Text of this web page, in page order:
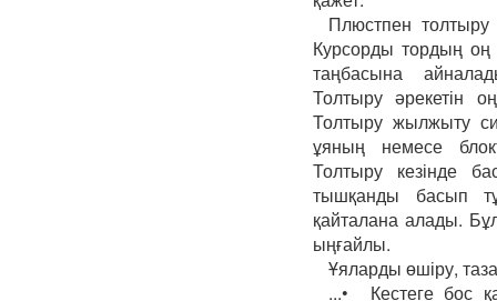
Плюстпен
Курсорды тордың оң
таңбасына
Толтыру әрекетін
Толтыру жылжыту
ұяның немесе
Толтыру кезінде
тышқанды басып
қайталана алады.
ыңғайлы.
Ұяларды өшіру,
...• Кестеге бос